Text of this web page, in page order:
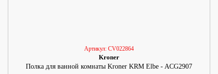
Артикул: CV022864
Kroner
Полка для ванной комнаты Kroner KRM Elbe - ACG2907